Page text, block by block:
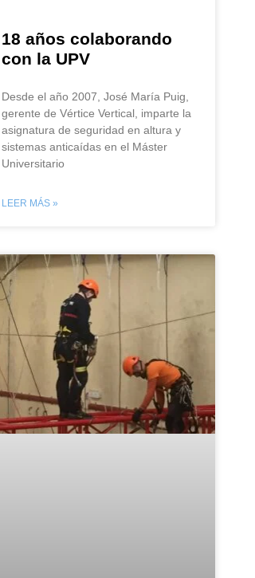
18 años colaborando
con la UPV
Desde el año 2007, José María Puig,
gerente de Vértice Vertical, imparte la
asignatura de seguridad en altura y
sistemas anticaídas en el Máster
Universitario
LEER MÁS »